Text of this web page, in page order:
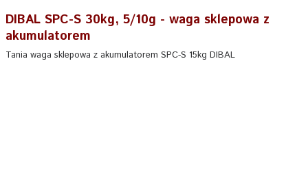
DIBAL SPC-S 30kg, 5/10g - waga sklepowa z
akumulatorem
Tania waga sklepowa z akumulatorem SPC-S 15kg DIBAL